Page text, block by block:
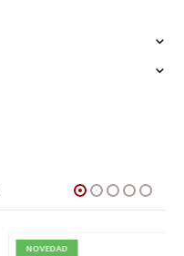
NOVEDAD